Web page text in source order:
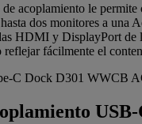
de acoplamiento le permite
dos monitores a una
HDMI y DisplayPort de
reflejar fácilmente el